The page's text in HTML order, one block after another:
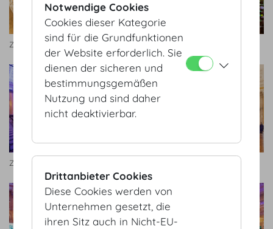
Zeremoniensaal Highlights_2018.jpg
Zeremoniensaal
Notwendige Cookies
Cookies dieser Kategorie
sind für die Grundfunktionen
der Website erforderlich. Sie
dienen der sicheren und
bestimmungsgemäßen
Nutzung und sind daher
nicht deaktivierbar.
Drittanbieter Cookies
Diese Cookies werden von
Unternehmen gesetzt, die
ihren Sitz auch in Nicht-EU-